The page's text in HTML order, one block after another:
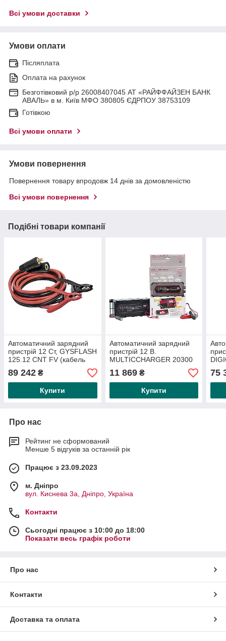
Всі умови доставки
Умови оплати
Післяплата
Оплата на рахунок
Безготівковий р/р 26008407045 АТ «РАЙФФАЙЗЕН БАНК
АВАЛЬ» в м. Київ МФО 380805 ЄДРПОУ 38753109
Готівкою
Всі умови оплати
Умови повернення
Повернення товару впродовж 14 днів за домовленістю
Всі умови повернення
Подібні товари компанії
Автоматичний зарядний
пристрій 12 Ст, GYSFLASH
125.12 CNT FV (кабель
2x5 метрів)
89 242 ₴
Купити
Автоматичний зарядний
пристрій 12 В.
MULTICCHARGER 20300
макс. 10 А.
11 869₴
Купити
75
Про нас
Рейтинг не сформований
Менше 5 відгуків за останній рік
Працює з 23.09.2023
м. Дніпро
вул. Киснева 3а, Дніпро, Україна
Контакти
Сьогодні працює з 10:00 до 18:00
Показати весь графік роботи
Про нас
Контакти
Доставка та оплата